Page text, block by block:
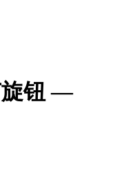
钮—